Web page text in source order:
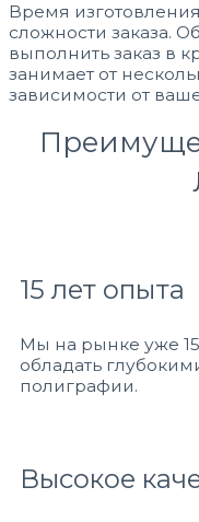
Время
сложности заказа.
выполнить заказ в
занимает от
зависимости от
15 лет опыта
Мы на рынке уже 15
обладать
полиграфии.
Высокое